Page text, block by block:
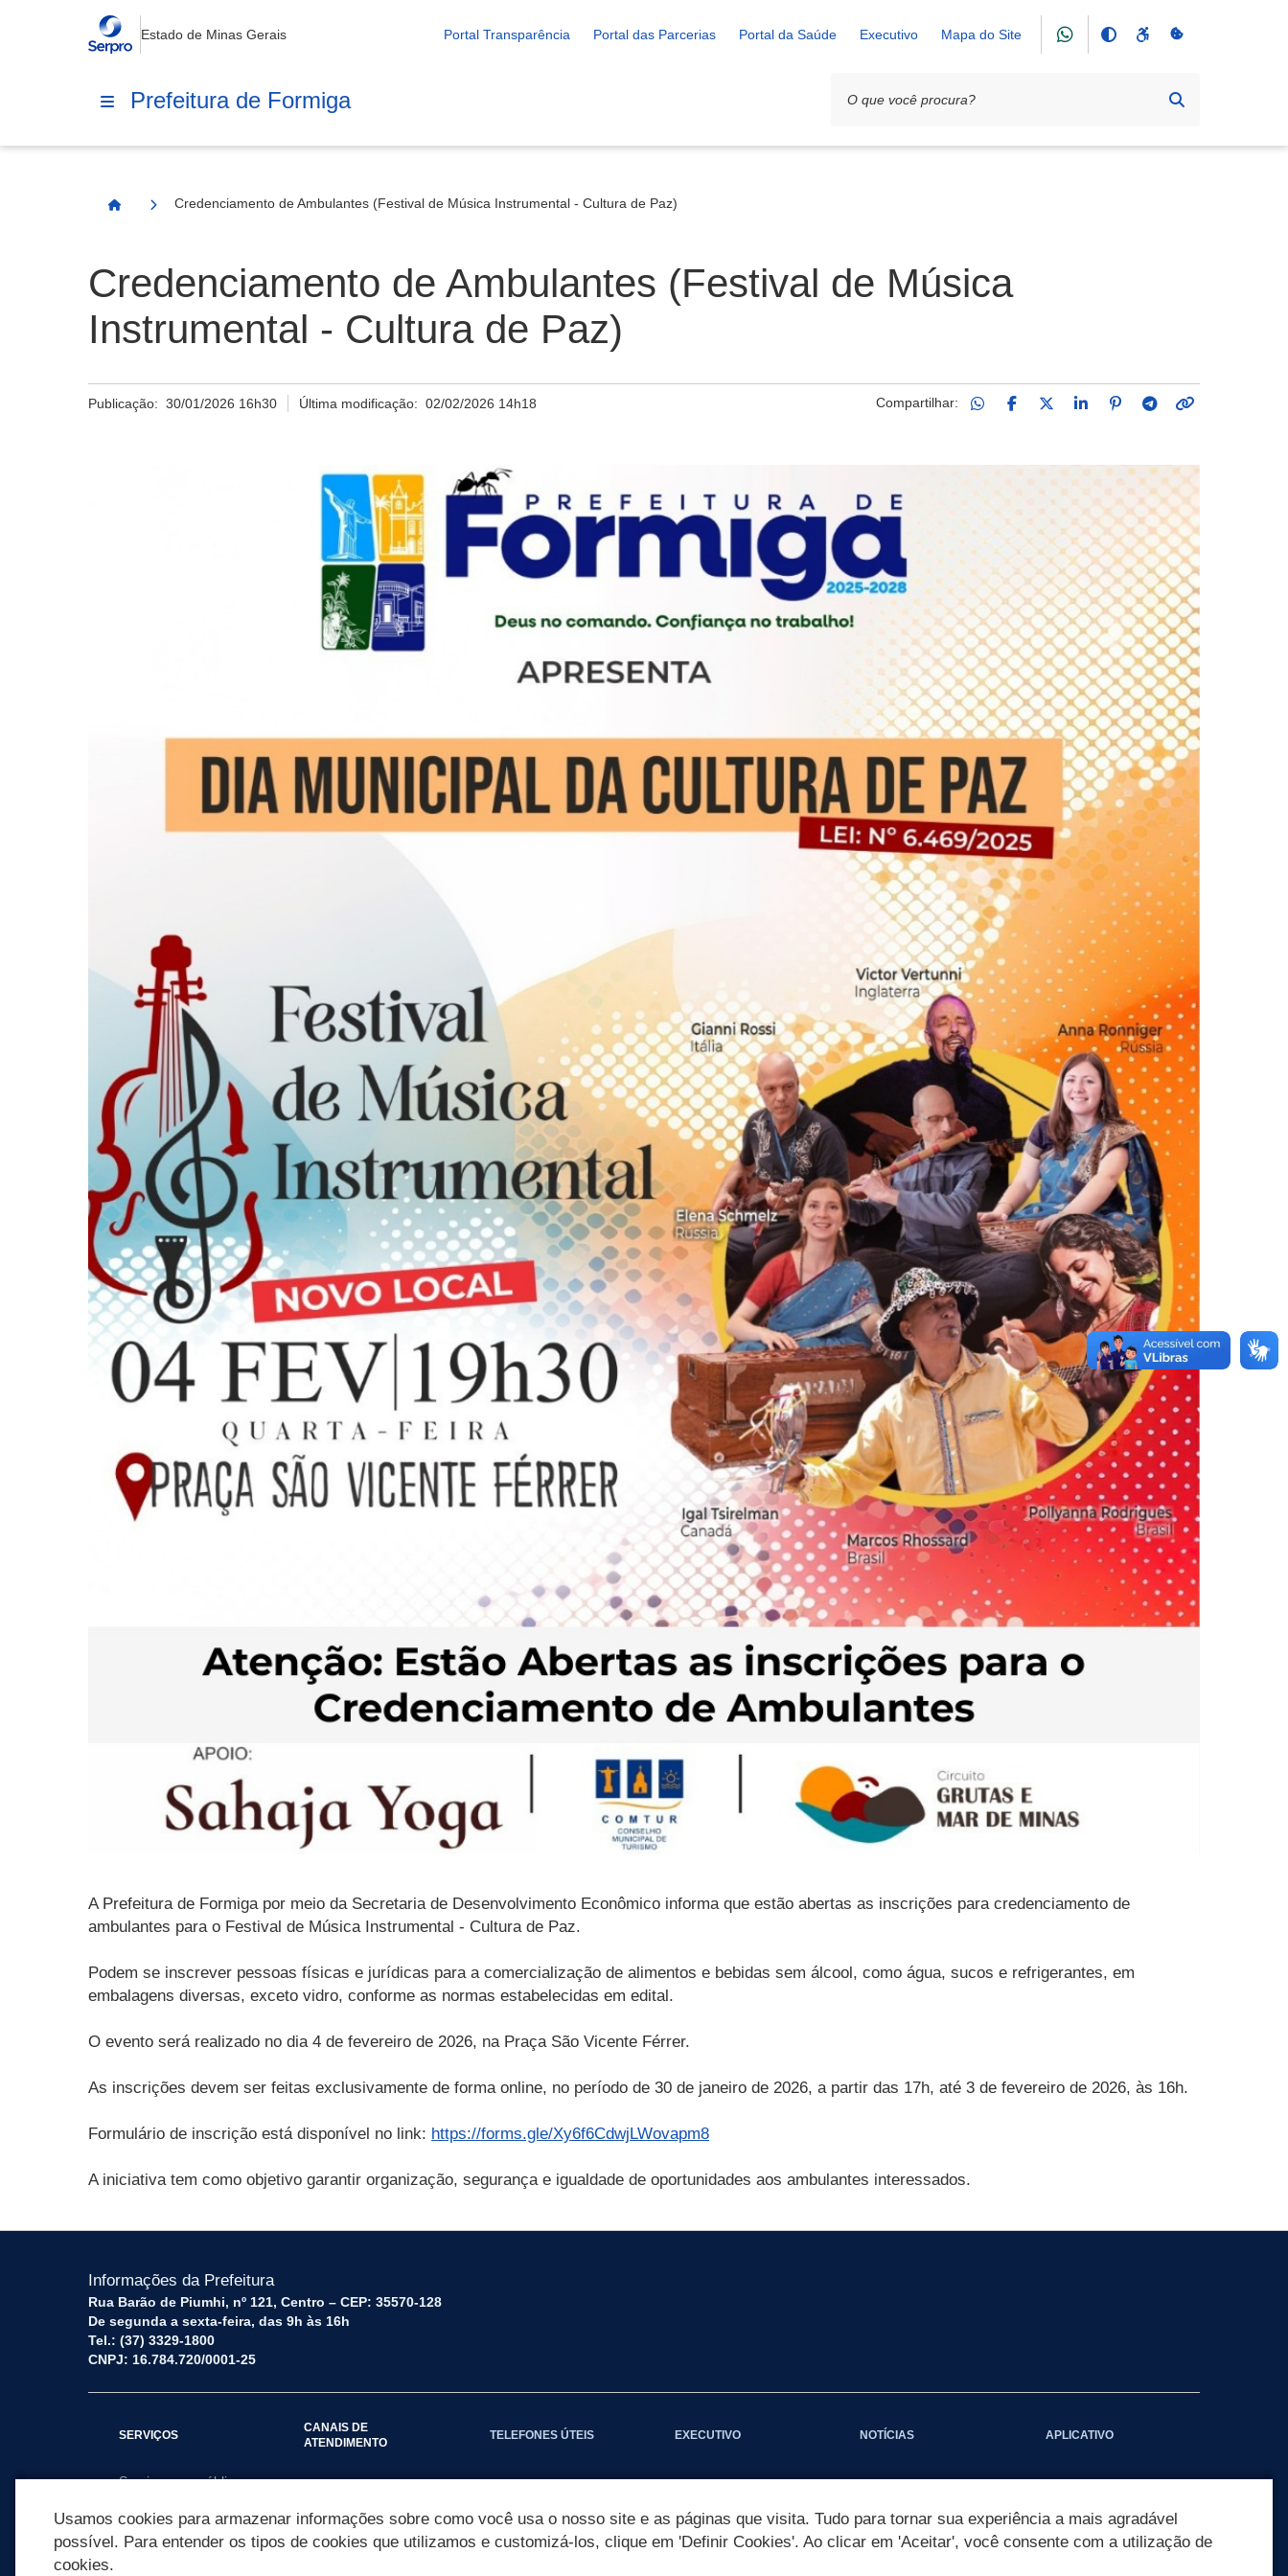
Estado de Minas Gerais Portal Transparência Portal das Parcerias Portal da Saúde Executivo Mapa do Site
Prefeitura de Formiga
Página Inicial
Credenciamento de Ambulantes (Festival de Música Instrumental - Cultura de Paz)
Credenciamento de Ambulantes (Festival de Música
Instrumental - Cultura de Paz)
Publicação: 30/01/2026 16h30 Última modificação:02/02/2026 14h18 Compartilhar:
A Prefeitura de Formiga por meio da Secretaria de Desenvolvimento Econômico informa que estão abertas as inscrições para credenciamento de
ambulantes para o Festival de Música Instrumental - Cultura de Paz.
Podem se inscrever pessoas físicas e jurídicas para a comercialização de alimentos e bebidas sem álcool, como água, sucos e refrigerantes, em
embalagens diversas, exceto vidro, conforme as normas estabelecidas em edital.
O evento será realizado no dia 4 de fevereiro de 2026, na Praça São Vicente Férrer.
As inscrições devem ser feitas exclusivamente de forma online, no período de 30 de janeiro de 2026, a partir das 17h, até 3 de fevereiro de 2026, às 16h.
Formulário de inscrição está disponível no link: https://forms.gle/Xy6f6CdwjLWovapm8
A iniciativa tem como objetivo garantir organização, segurança e igualdade de oportunidades aos ambulantes interessados.
Informações da Prefeitura
Rua Barão de Piumhi, nº 121, Centro – CEP: 35570-128
De segunda a sexta-feira, das 9h às 16h
Tel.: (37) 3329-1800
CNPJ: 16.784.720/0001-25
SERVIÇOS
Serviços por público
CANAIS DE
ATENDIMENTO
TELEFONES ÚTEIS EXECUTIVO NOTÍCIAS APLICATIVO
Usamos cookies para armazenar informações sobre como você usa o nosso site e as páginas que visita. Tudo para tornar sua experiência a mais agradável
possível. Para entender os tipos de cookies que utilizamos e customizá-los, clique em 'Definir Cookies'. Ao clicar em 'Aceitar', você consente com a utilização de
cookies.